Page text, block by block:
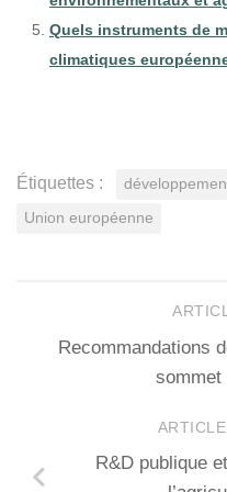
Quels instruments de
climatiques
Étiquettes :
Union européenne
Recommandations
sommet
R&D publique